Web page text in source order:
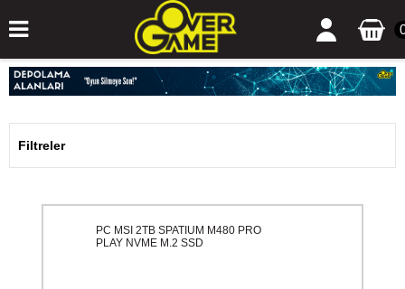
Filtreler
PC MSI 2TB SPATIUM M480 PRO
PLAY NVME M.2 SSD